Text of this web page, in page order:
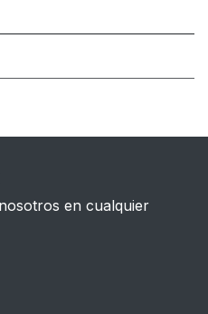
en cualquier